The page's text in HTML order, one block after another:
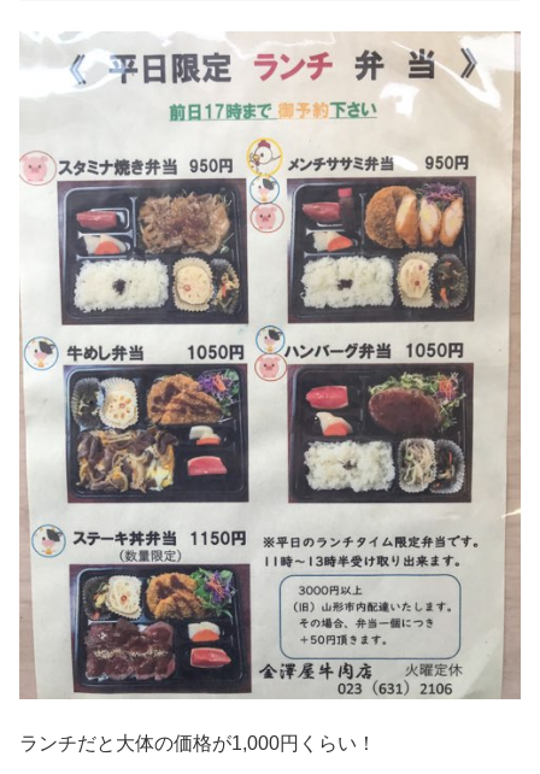
ランチだと大体の価格が1,000円くらい！